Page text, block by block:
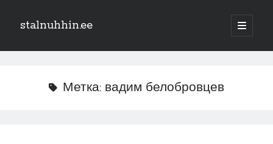
stalnuhhin.ee
отрыть
Боковая
Метка: вадим белобровцев